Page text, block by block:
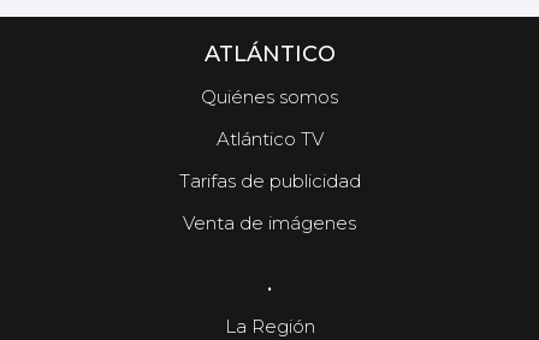
ATLÁNTICO
Quiénes somos
Atlántico TV
Tarifas de publicidad
Venta de imágenes
.
La Región